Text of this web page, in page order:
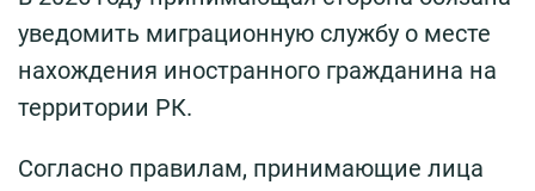
уведомить миграционную службу о месте
нахождения иностранного гражданина на
территории РК.
Согласно правилам, принимающие лица